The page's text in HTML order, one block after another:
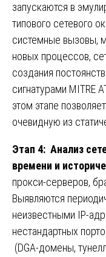
запускаются в
типового сетевого
системные вызовы,
новых процессов,
создания
сигнатурами MITRE
этом этапе
очевидную из
Этап 4: Анализ
времени и
прокси-серверов,
Выявляются
неизвестными IP-
нестандартных
(DGA-домены,